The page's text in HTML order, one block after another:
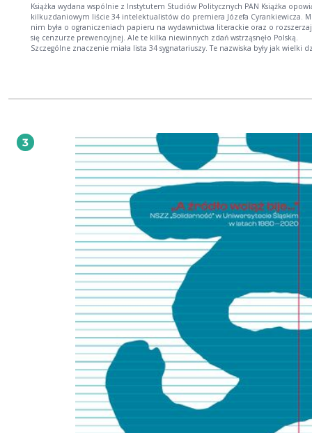
Książka wydana wspólnie z Instytutem Studiów Politycznych PAN Książka opowiada o
kilkuzdaniowym liście 34 intelektualistów do premiera Józefa Cyrankiewicza.
nim była o ograniczeniach papieru na wydawnictwa literackie oraz o
się cenzurze prewencyjnej. Ale te kilka niewinnych zdań wstrząsnęło Polską.
Szczególne znaczenie miała lista 34 sygnatariuszy. Te nazwiska były jak wielki
imieniu. Adam Michnik Jedną z konsekwencji wystosowania Listu 34 były procesy
Właśnie te procesy oraz towarzyszący im kontekst polityczny stały się głównym
tematem książki Macieja Łuczaka. Umiejętne połączenie w niej perspektywy
historycznej, politologicznej i prawnej (...) umożliwiło kompleksowe i
zaprezentowanie zakresu podporządkowania wymiaru sprawiedliwości PRL
centralnemu ośrodkowi dyspozycji politycznej, tworzonemu przez I sekretarza
PZPR Władysława Gomułkę i jego najbliższe otoczenie. Prof. dr hab. Antoni
Maciej Łuczak odkrywa nowe, nieznane szerzej fakty, zarazem umieszcza całą
w szerokim kontekście wewnętrznym i międzynarodowym. Za ważne
że jego książka ma w znacznym stopniu charakter interdyscyplinarny, jest
i pożyteczna zarówno dla historyków, jak i prawników, politologów,
dr hab. Jerzy Eisler
3